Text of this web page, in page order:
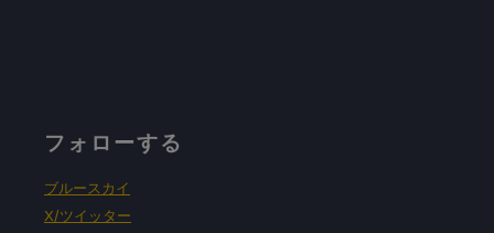
フォローする
ブルースカイ
X/ツイッター